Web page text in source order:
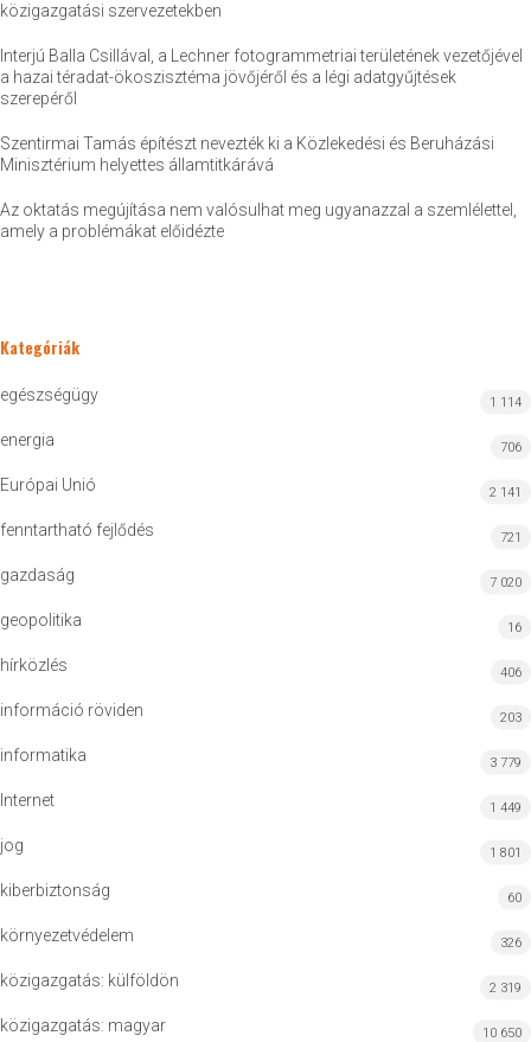
közigazgatási szervezetekben
Interjú Balla Csillával, a Lechner fotogrammetriai területének vezetőjével
a hazai téradat-ökoszisztéma jövőjéről és a légi adatgyűjtések
szerepéről
Szentirmai Tamás építészt nevezték ki a Közlekedési és Beruházási
Minisztérium helyettes államtitkárává
Az oktatás megújítása nem valósulhat meg ugyanazzal a szemlélettel,
amely a problémákat előidézte
Kategóriák
egészségügy 1 114
energia 706
Európai Unió 2 141
fenntartható fejlődés 721
gazdaság 7 020
geopolitika 16
hírközlés 406
információ röviden 203
informatika 3 779
Internet 1 449
jog 1 801
kiberbiztonság 60
környezetvédelem 326
közigazgatás: külföldön 2 319
közigazgatás: magyar 10 650